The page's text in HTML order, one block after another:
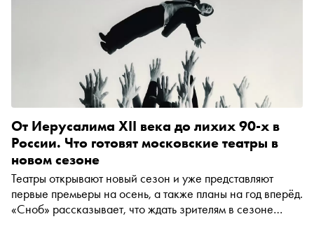
От Иерусалима XII века до лихих 90-х в
России. Что готовят московские театры в
новом сезоне
Театры открывают новый сезон и уже представляют
первые премьеры на осень, а также планы на год вперёд.
«Сноб» рассказывает, что ждать зрителям в сезоне